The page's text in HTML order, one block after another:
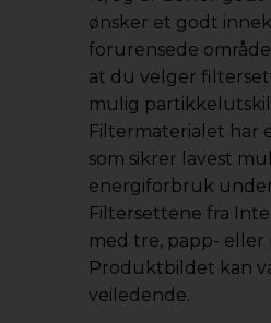
ønsker et godt
forurensede
at du velger
mulig
Filtermaterialet har
som sikrer lavest
energiforbruk
Filtersettene fra
med tre, papp- eller
Produktbildet kan
veiledende.